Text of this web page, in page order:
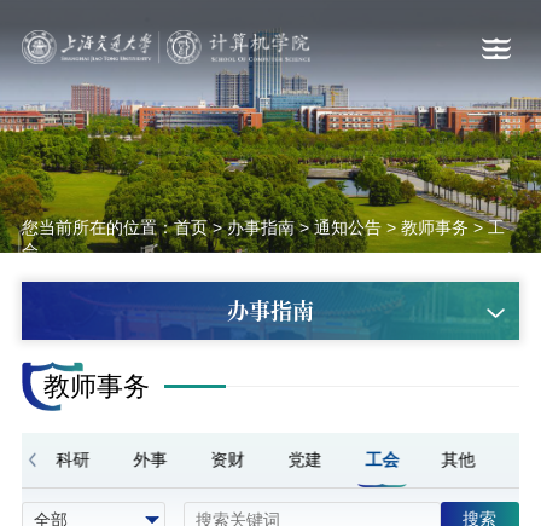
您当前所在的位置：首页>办事指南>通知公告> 教师事务 >工
会
办事指南
教师事务
科研 外事 资财 党建 工会 其他
搜索